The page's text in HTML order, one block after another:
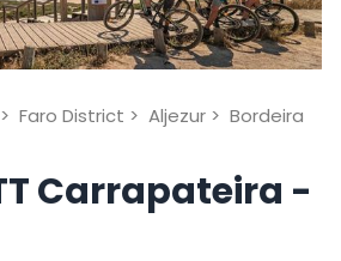
> Faro District > Aljezur > Bordeira
Carrapateira -